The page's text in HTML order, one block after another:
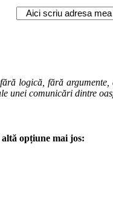
logică, fără
unei comunicări dintre
opțiune mai jos: